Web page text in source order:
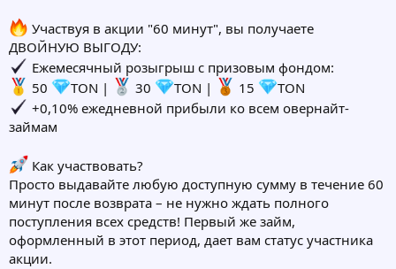
Участвуя в акции "60 минут", вы получаете
ДВОЙНУЮ ВЫГОДУ:
Ежемесячный розыгрыш с призовым фондом:
50
TON | 30 TON | 15
TON
+0,10% ежедневной прибыли ко всем овернайт-
займам
Как участвовать?
Просто выдавайте любую доступную сумму в течение 60
минут после возврата – не нужно ждать полного
поступления всех средств! Первый же займ,
оформленный в этот период, дает вам статус участника
акции.